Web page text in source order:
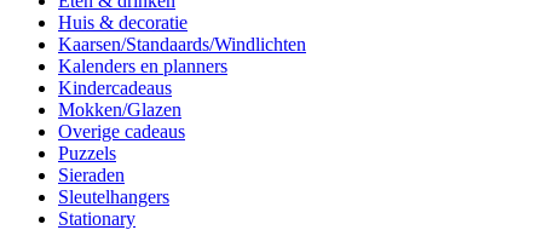
Huis & decoratie
Kaarsen/Standaards/Windlichten
Kalenders en planners
Kindercadeaus
Mokken/Glazen
Overige cadeaus
Puzzels
Sieraden
Sleutelhangers
Stationary